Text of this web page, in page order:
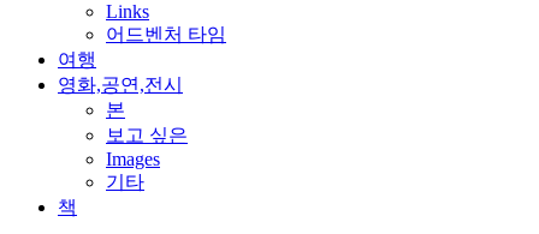
Links
어드벤처 타임
여행
영화,공연,전시
본
보고 싶은
Images
기타
책